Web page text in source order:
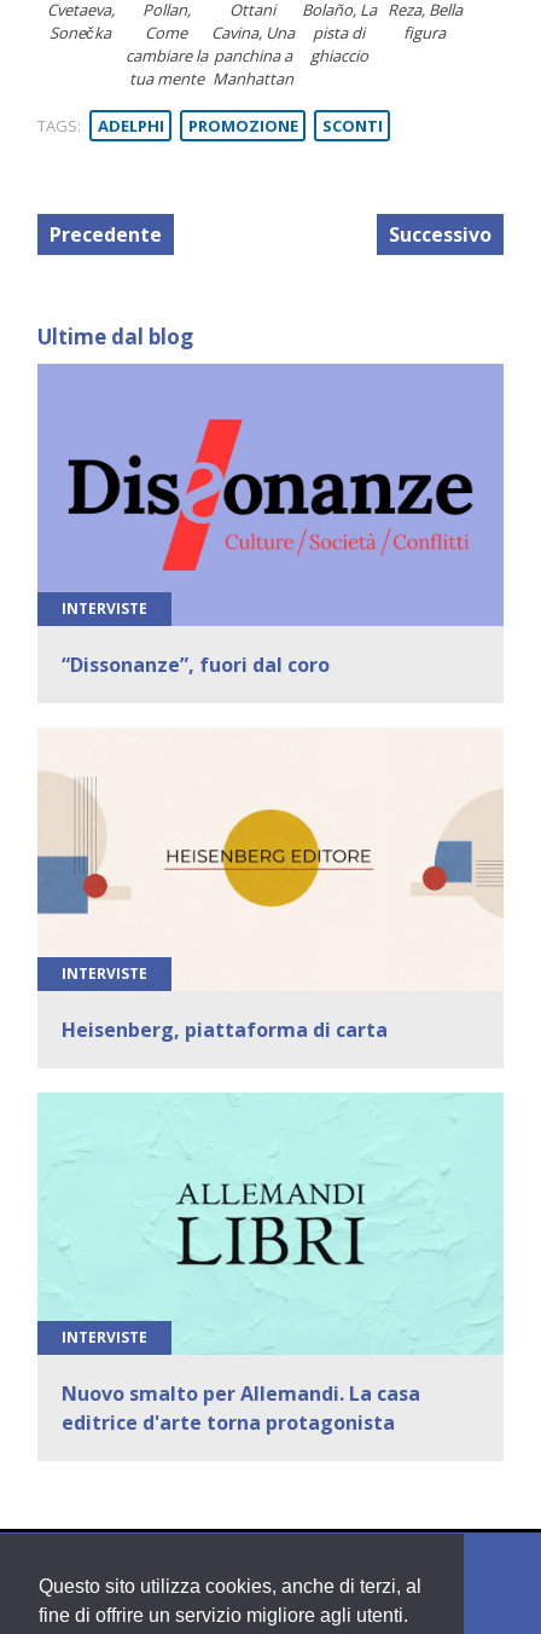
Questo sito utilizza cookies, anche di terzi, al
fine di offrire un servizio migliore agli utenti.
Cvetaeva,
Sonečka
Pollan,
Come
cambiare la
tua mente
Ottani
Cavina, Una
panchina a
Manhattan
Bolaño, La
pista di
ghiaccio
Reza, Bella
figura
TAGS: ADELPHI PROMOZIONE SCONTI
Precedente Successivo
Ultime dal blog
INTERVISTE
“Dissonanze”, fuori dal coro
INTERVISTE
Heisenberg, piattaforma di carta
INTERVISTE
Nuovo smalto per Allemandi. La casa
editrice d'arte torna protagonista